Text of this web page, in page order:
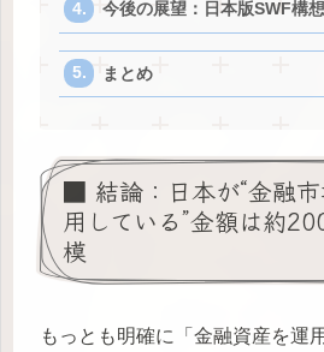
今後の展望：日本版SWF構
まとめ
■ 結論：日本が“金融
用している”金額は約
模
もっとも明確に「金融資産を運